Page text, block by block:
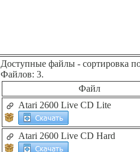
Доступные файлы - сортировка
Файлов: 3.
Файл
Atari 2600 Live CD Lite
Atari 2600 Live CD Hard